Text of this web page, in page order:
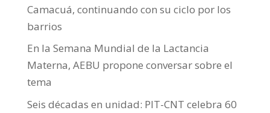
Camacuá, continuando con su ciclo por los
barrios
En la Semana Mundial de la Lactancia
Materna, AEBU propone conversar sobre el
tema
Seis décadas en unidad: PIT-CNT celebra 60